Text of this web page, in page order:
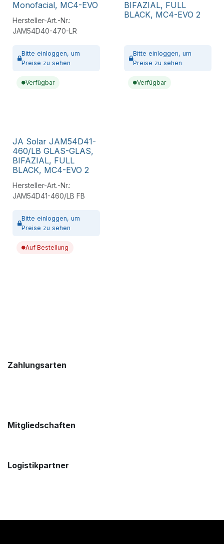
Monofacial, MC4-EVO
Hersteller-Art.-Nr.:
JAM54D40-470-LR
Bitte einloggen, um
Preise zu sehen
Verfügbar
BIFAZIAL, FULL
BLACK, MC4-EVO 2
Bitte einloggen, um
Preise zu sehen
Verfügbar
JA Solar JAM54D41-
460/LB GLAS-GLAS,
BIFAZIAL, FULL
BLACK, MC4-EVO 2
Hersteller-Art.-Nr.:
JAM54D41-460/LB FB
Bitte einloggen, um
Preise zu sehen
Auf Bestellung
Zahlungsarten
Mitgliedschaften
Logistikpartner